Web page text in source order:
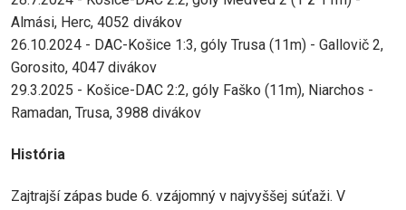
Almási, Herc, 4052 divákov
26.10.2024 - DAC-Košice 1:3, góly Trusa (11m) - Gallovič 2,
Gorosito, 4047 divákov
29.3.2025 - Košice-DAC 2:2, góly Faško (11m), Niarchos -
Ramadan, Trusa, 3988 divákov
História
Zajtrajší zápas bude 6. vzájomný v najvyššej súťaži. V